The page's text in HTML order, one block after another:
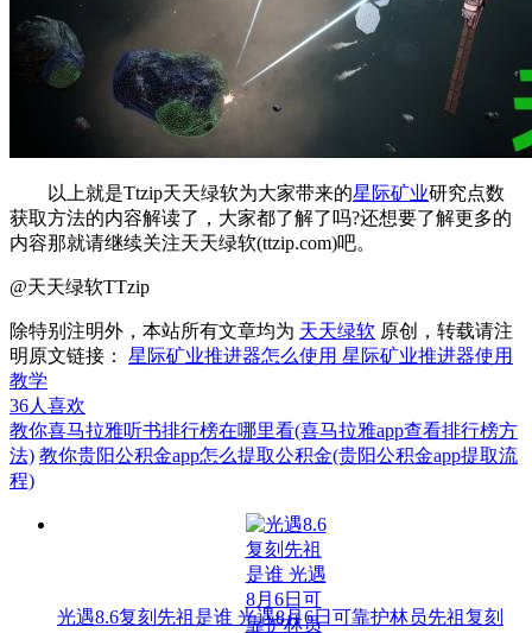
以上就是Ttzip天天绿软为大家带来的星际矿业研究点数
获取方法的内容解读了，大家都了解了吗?还想要了解更多的
内容那就请继续关注天天绿软(ttzip.com)吧。
@天天绿软TTzip
除特别注明外，本站所有文章均为 天天绿软 原创，转载请注
明原文链接： 星际矿业推进器怎么使用 星际矿业推进器使用
教学
36人喜欢
教你喜马拉雅听书排行榜在哪里看(喜马拉雅app查看排行榜方
法) 教你贵阳公积金app怎么提取公积金(贵阳公积金app提取流
程)
光遇8.6复刻先祖是谁 光遇8月6日可靠护林员先祖复刻